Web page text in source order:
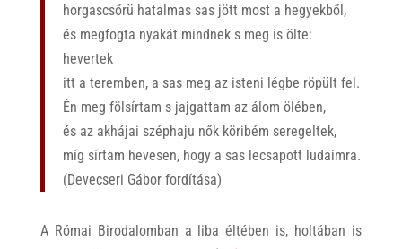
horgascsőrü hatalmas sas jött most a hegyekből,
és megfogta nyakát mindnek s meg is ölte:
hevertek
itt a teremben, a sas meg az isteni légbe röpült fel.
Én meg fölsírtam s jajgattam az álom ölében,
és az akhájai széphaju nők köribém seregeltek,
míg sírtam hevesen, hogy a sas lecsapott ludaimra.
(Devecseri Gábor fordítása)
A Római Birodalomban a liba éltében is, holtában is